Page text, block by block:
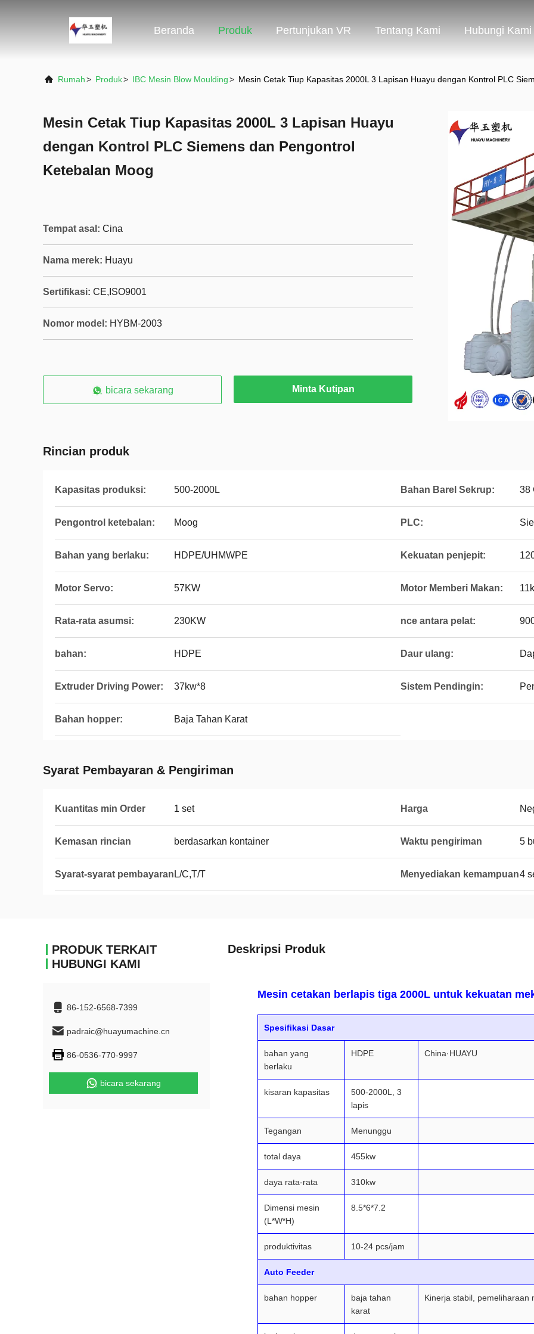
Beranda Produk Pertunjukan VR Tentang Kami Hubungi Kami
Rumah> Produk> IBC Mesin Blow Moulding> Mesin Cetak Tiup Kapasitas 2000L 3 Lapisan Huayu dengan Kontrol PLC
Mesin Cetak Tiup Kapasitas 2000L 3 Lapisan Huayu
dengan Kontrol PLC Siemens dan Pengontrol
Ketebalan Moog
Tempat asal: Cina
Nama merek: Huayu
Sertifikasi: CE,ISO9001
Nomor model: HYBM-2003
bicara sekarang Minta Kutipan
Rincian produk
Kapasitas produksi: 500-2000L Bahan Barel Sekrup: 38
Pengontrol ketebalan: Moog PLC:
Bahan yang berlaku: HDPE/UHMWPE Kekuatan penjepit:
Motor Servo: 57KW Motor Memberi Makan:
Rata-rata asumsi: 230KW nce antara pelat:
bahan: HDPE Daur ulang:
Extruder Driving Power: 37kw*8 Sistem Pendingin:
Bahan hopper: Baja Tahan Karat
Syarat Pembayaran & Pengiriman
Kuantitas min Order 1 set Harga
Kemasan rincian berdasarkan kontainer Waktu pengiriman 5
Syarat-syarat pembayaran L/C,T/T Menyediakan kemampuan4
PRODUK TERKAIT
HUBUNGI KAMI
86-152-6568-7399
padraic@huayumachine.cn
86-0536-770-9997
bicara sekarang
Deskripsi Produk
Mesin cetakan berlapis tiga 2000L untuk kekuatan
Spesifikasi Dasar
bahan yang
berlaku
HDPE China·HUAYU
kisaran kapasitas
500-2000L, 3
lapis
Tegangan Menunggu
total daya 455kw
daya rata-rata 310kw
Dimensi mesin
(L*W*H)
8.5*6*7.2
produktivitas 10-24 pcs/jam
Auto Feeder
bahan hopper
baja tahan
karat
Kinerja stabil, pemeliharaan